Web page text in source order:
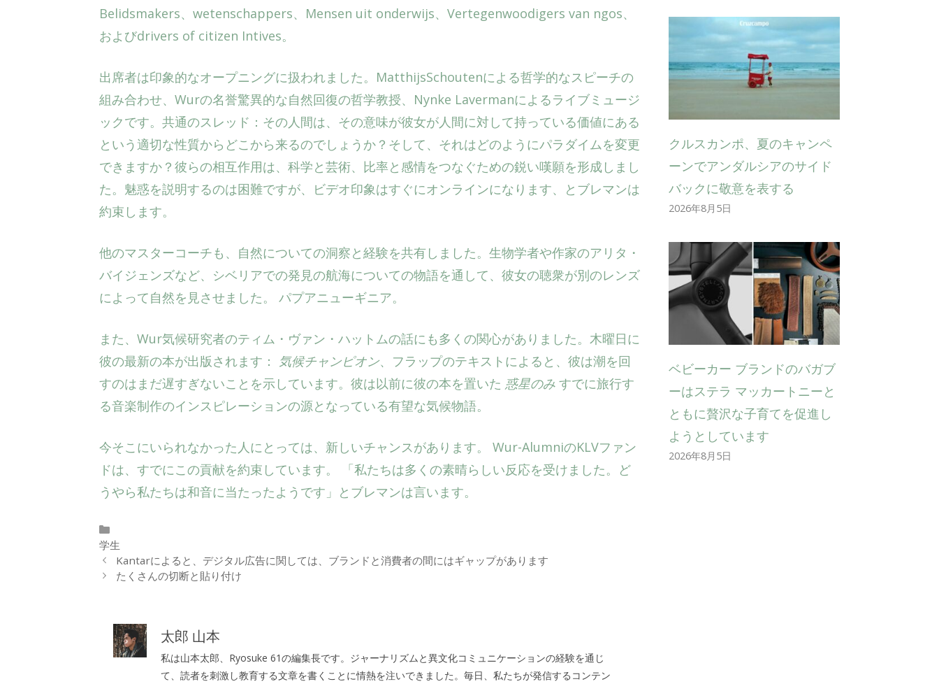
Belidsmakers、wetenschappers、Mensen uit onderwijs、Vertegenwoodigers van ngos、
およびdrivers of citizen Intives。
出席者は印象的なオープニングに扱われました。MatthijsSchoutenによる哲学的なスピーチの
組み合わせ、Wurの名誉驚異的な自然回復の哲学教授、Nynke Lavermanによるライブミュージ
ックです。共通のスレッド：その人間は、その意味が彼女が人間に対して持っている価値にある
という適切な性質からどこから来るのでしょうか？そして、それはどのようにパラダイムを変更
できますか？彼らの相互作用は、科学と芸術、比率と感情をつなぐための鋭い嘆願を形成しまし
た。魅惑を説明するのは困難ですが、ビデオ印象はすぐにオンラインになります、とブレマンは
約束します。
他のマスターコーチも、自然についての洞察と経験を共有しました。生物学者や作家のアリタ・
バイジェンズなど、シベリアでの発見の航海についての物語を通して、彼女の聴衆が別のレンズ
によって自然を見させました。 パプアニューギニア。
また、Wur気候研究者のティム・ヴァン・ハットムの話にも多くの関心がありました。木曜日に
彼の最新の本が出版されます： 気候チャンピオン、フラップのテキストによると、彼は潮を回
すのはまだ遅すぎないことを示しています。彼は以前に彼の本を置いた 惑星のみ すでに旅行す
る音楽制作のインスピレーションの源となっている有望な気候物語。
今そこにいられなかった人にとっては、新しいチャンスがあります。 Wur-AlumniのKLVファン
ドは、すでにこの貢献を約束しています。 「私たちは多くの素晴らしい反応を受けました。ど
うやら私たちは和音に当たったようです」とブレマンは言います。
テ
ゴ
リ
学生
Kantarによると、デジタル広告に関しては、ブランドと消費者の間にはギャップがあります
たくさんの切断と貼り付け
太郎 山本
私は山本太郎、Ryosuke 61の編集長です。ジャーナリズムと異文化コミュニケーションの経験を通じ
て、読者を刺激し教育する文章を書くことに情熱を注いできました。毎日、私たちが発信するコンテン
クルスカンポ、夏のキャンペ
ーンでアンダルシアのサイド
バックに敬意を表する
2026年8月5日
ベビーカー ブランドのバガブ
ーはステラ マッカートニーと
ともに贅沢な子育てを促進し
ようとしています
2026年8月5日